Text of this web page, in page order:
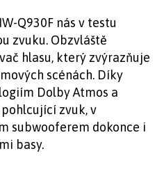
Q930F nás v testu
zvuku. Obzvláště
hlasu, který zvýrazňuje
scénách. Díky
Dolby Atmos a
zvuk, v
subwooferem dokonce i
basy.